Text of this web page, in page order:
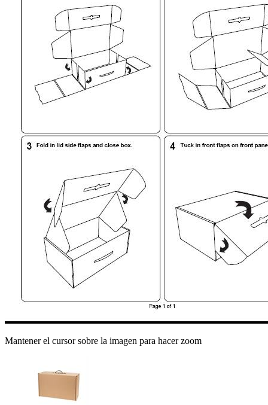
Mantener el cursor sobre la imagen para hacer zoom